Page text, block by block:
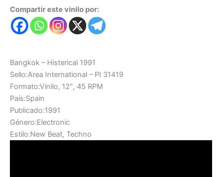
Compartir este vinilo por:
Bangkok – Histerical 1991
Sello:Area International – PI 31419
Formato:Vinilo, 12″, 45 RPM
País:Spain
Publicado:1991
Género:Electronic
Estilo:New Beat, Techno